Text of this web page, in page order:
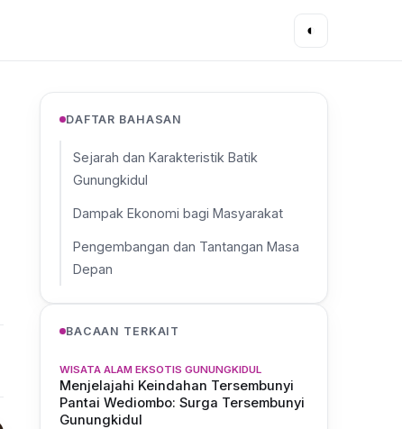
◐
DAFTAR BAHASAN
Sejarah dan Karakteristik Batik
Gunungkidul
Dampak Ekonomi bagi Masyarakat
Pengembangan dan Tantangan Masa
Depan
BACAAN TERKAIT
WISATA ALAM EKSOTIS GUNUNGKIDUL
Menjelajahi Keindahan Tersembunyi
Pantai Wediombo: Surga Tersembunyi
Gunungkidul